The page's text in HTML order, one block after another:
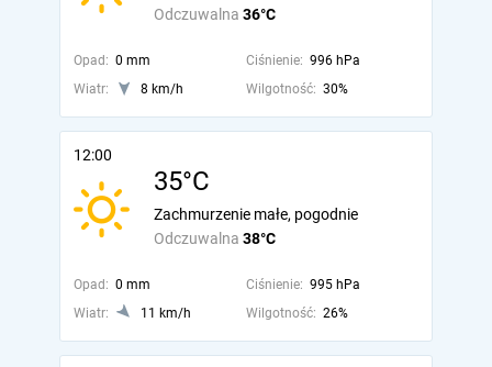
Odczuwalna 36°C
Opad: 0 mm Ciśnienie: 996 hPa
Wiatr:
8 km/h Wilgotność: 30%
12:00
35°C
Odczuwalna 38°C
Zachmurzenie małe, pogodnie
Opad: 0 mm Ciśnienie: 995 hPa
Wiatr:
11 km/h Wilgotność: 26%